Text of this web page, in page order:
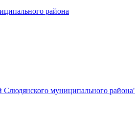
района
муниципального